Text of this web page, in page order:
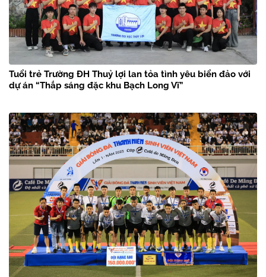
Tuổi trẻ Trường ĐH Thuỷ lợi lan tỏa tình yêu biển đảo với
dự án “Thắp sáng đặc khu Bạch Long Vĩ”